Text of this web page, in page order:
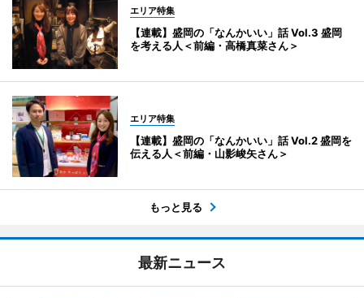
エリア特集
【連載】盛岡の「なんかいい」話 Vol.3 盛岡
を考える人＜前編・高橋真菜さん＞
エリア特集
【連載】盛岡の「なんかいい」話 Vol.2 盛岡を
伝える人＜前編・山影峻矢さん＞
もっと見る
最新ニュース